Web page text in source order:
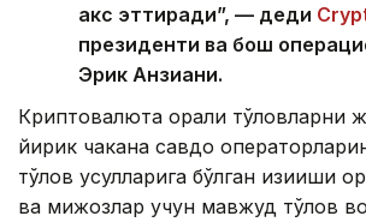
акс эттиради”, — деди
президенти ва бош
Эрик Анзиани.
Криптовалюта орқали тўловларни
йирик чакана савдо
тўлов усулларига бўлган қизиқиши
ва мижозлар учун мавжуд тўлов